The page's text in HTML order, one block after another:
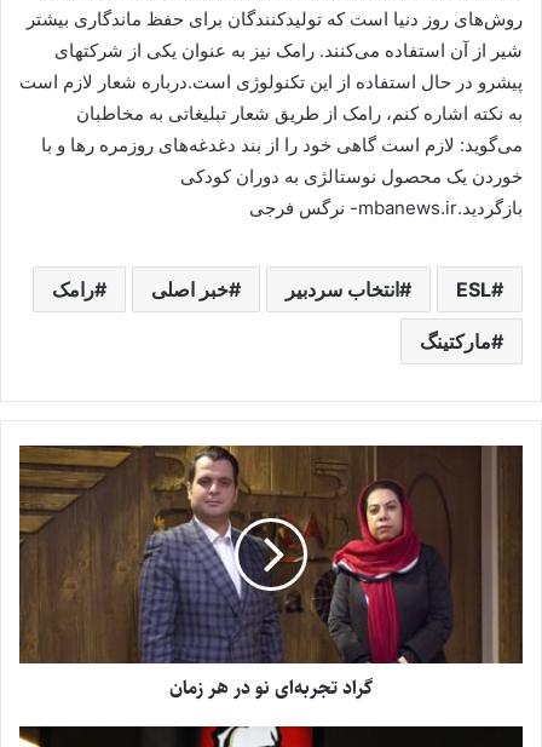
روش‌های روز دنیا است که تولیدکنندگان برای حفظ ماندگاری بیشتر
شیر از آن استفاده می‌کنند. رامک نیز به عنوان یکی از شرکتهای
پیشرو در حال استفاده از این تکنولوژی است.درباره شعار لازم است
به نکته اشاره کنم، رامک از طریق شعار تبلیغاتی به مخاطبان
می‌گوید: لازم است گاهی خود را از بند دغدغه‌های روزمره رها و با
خوردن یک محصول نوستالژی به دوران کودکی
بازگردید.mbanews.ir- نرگس فرجی
ESL انتخاب سردبیر خبر اصلی رامک
مارکتینگ
گراد تجربه‌ای نو در هر زمان